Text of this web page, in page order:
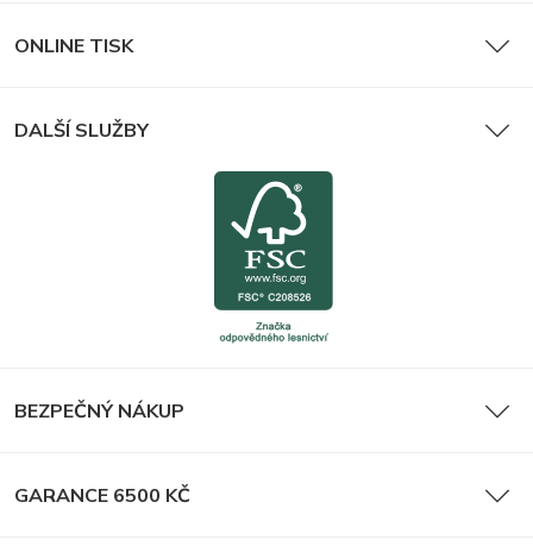
ONLINE TISK
DALŠÍ SLUŽBY
BEZPEČNÝ NÁKUP
GARANCE 6500 KČ